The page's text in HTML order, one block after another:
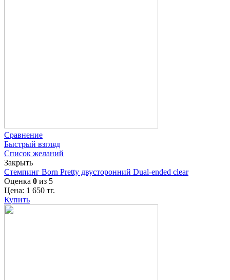
Сравнение
Быстрый взгляд
Список желаний
Закрыть
Стемпинг Born Pretty двусторонний Dual-ended clear
Оценка 0 из 5
Цена: 1 650 тг.
Купить